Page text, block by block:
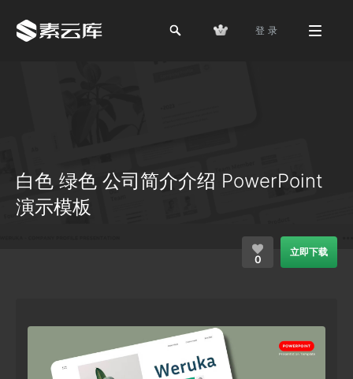
登 录
白色 绿色 公司简介介绍 PowerPoint
演示模板
0
立即下载